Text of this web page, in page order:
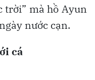
trời” mà hồ Ayun
nước cạn.
cá